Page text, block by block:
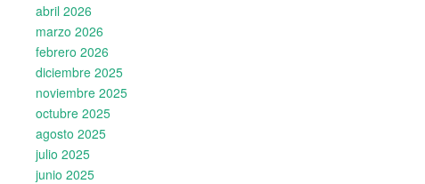
abril 2026
marzo 2026
febrero 2026
diciembre 2025
noviembre 2025
octubre 2025
agosto 2025
julio 2025
junio 2025